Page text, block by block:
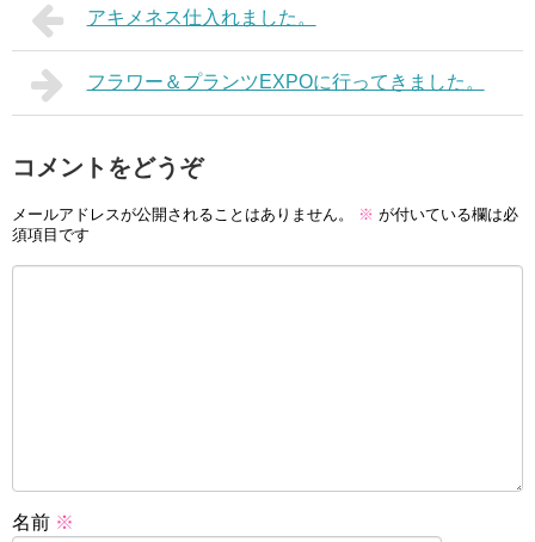
アキメネス仕入れました。
フラワー＆プランツEXPOに行ってきました。
コメントをどうぞ
メールアドレスが公開されることはありません。 ※ が付いている欄は必
須項目です
名前 ※